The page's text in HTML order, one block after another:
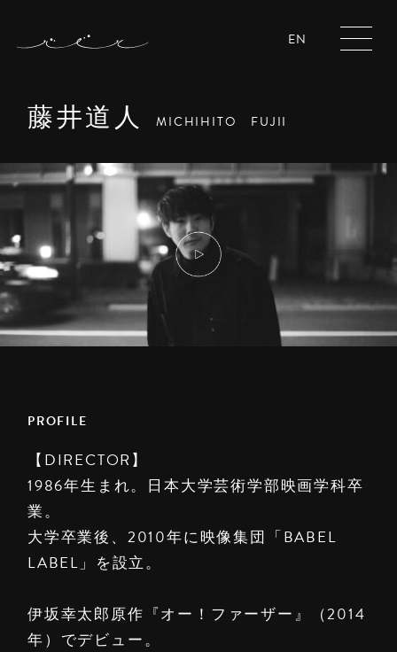
EN
藤井道人 MICHIHITO FUJII
PROFILE
【DIRECTOR】
1986年生まれ。日本大学芸術学部映画学科卒
業。
大学卒業後、2010年に映像集団「BABEL
LABEL」を設立。
伊坂幸太郎原作『オー！ファーザー』（2014
年）でデビュー。